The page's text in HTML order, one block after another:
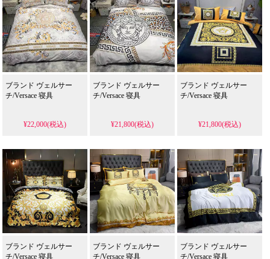
ブランド ヴェルサー
チ/Versace 寝具
¥22,000(税込)
ブランド ヴェルサー
チ/Versace 寝具
¥21,800(税込)
ブランド ヴェルサー
チ/Versace 寝具
¥21,800(税込)
ブランド ヴェルサー
チ/Versace 寝具
ブランド ヴェルサー
チ/Versace 寝具
ブランド ヴェルサー
チ/Versace 寝具